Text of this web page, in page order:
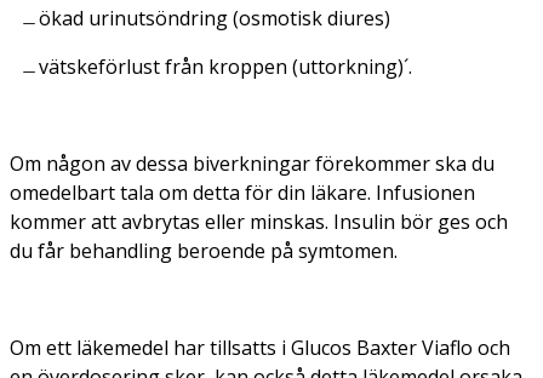
ökad urinutsöndring (osmotisk diures)
vätskeförlust från kroppen (uttorkning)´.
Om någon av dessa biverkningar förekommer ska du
omedelbart tala om detta för din läkare. Infusionen
kommer att avbrytas eller minskas. Insulin bör ges och
du får behandling beroende på symtomen.
Om ett läkemedel har tillsatts i Glucos Baxter Viaflo och